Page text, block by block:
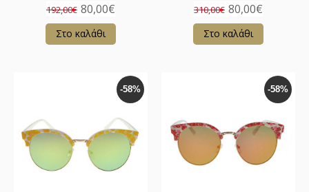
192,00€ 80,00€
Στο καλάθι
310,00€ 80,00€
Στο καλάθι
-58% -58%